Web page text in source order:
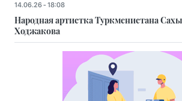
14.06.26 - 18:08
Народная артистка Туркменистана
Ходжакова